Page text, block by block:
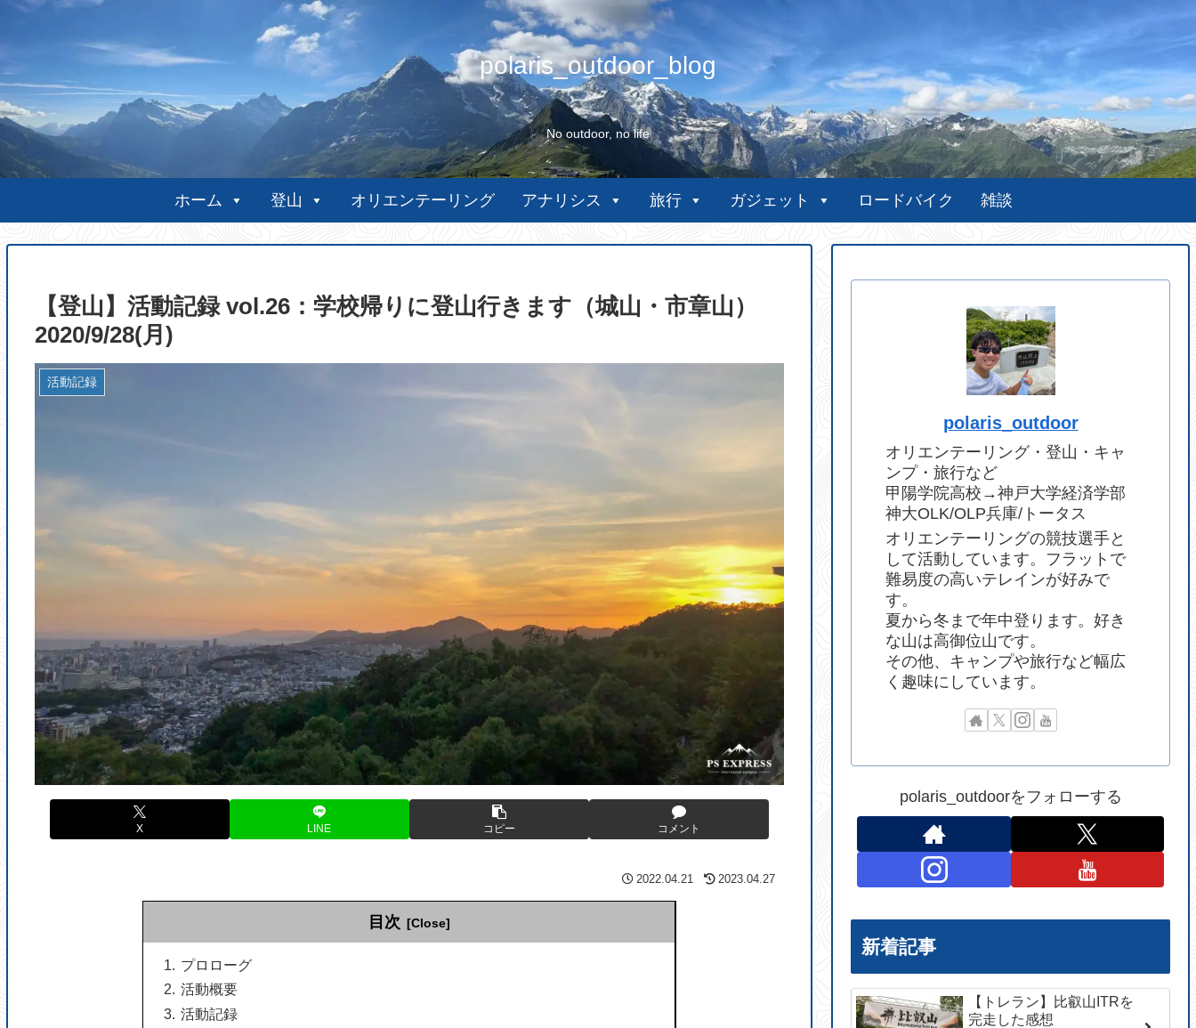
polaris_outdoor_blog
No outdoor, no life
ホーム 登山 オリエンテーリング アナリシス 旅行 ガジェット ロードバイク 雑談
【登山】活動記録 vol.26：学校帰りに登山行きます（城山・市章山）
2020/9/28(月)
活動記録
X LINE コピー コメント
2022.04.21 2023.04.27
目次
プロローグ
活動概要
活動記録
polaris_outdoor
オリエンテーリング・登山・キャ
ンプ・旅行など
甲陽学院高校→神戸大学経済学部
神大OLK/OLP兵庫/トータス
オリエンテーリングの競技選手と
して活動しています。フラットで
難易度の高いテレインが好みで
す。
夏から冬まで年中登ります。好き
な山は高御位山です。
その他、キャンプや旅行など幅広
く趣味にしています。
polaris_outdoorをフォローする
新着記事
【トレラン】比叡山ITRを
完走した感想